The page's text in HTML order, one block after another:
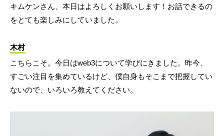
キムケンさん、本日はよろしくお願いします！お話できるの
をとても楽しみにしていました。
木村
こちらこそ。今日はweb3について学びにきました。昨今、
すごい注目を集めているけど、僕自身もそこまで把握してい
ないので、いろいろ教えてください。